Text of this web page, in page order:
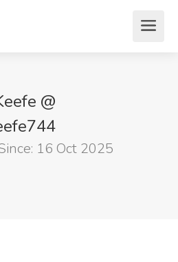
@
16 Oct 2025